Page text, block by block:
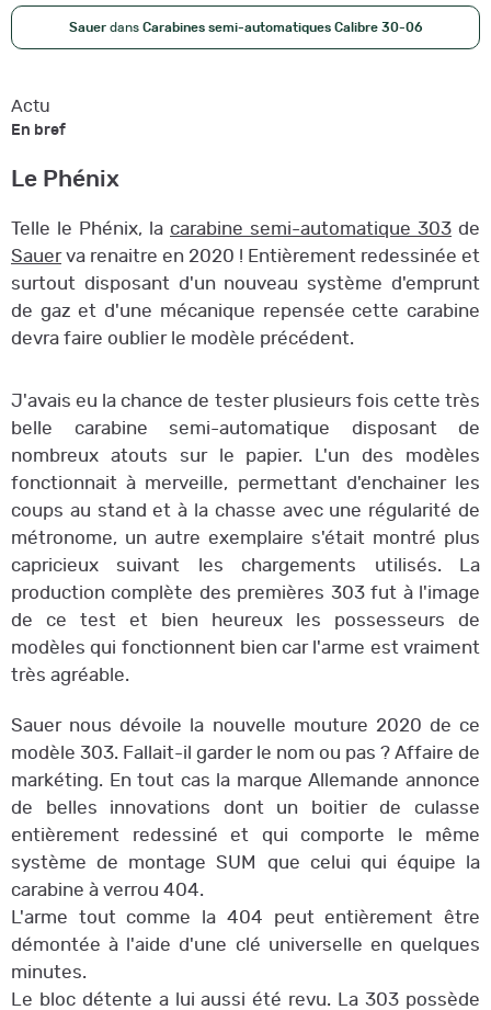
Sauerdans Carabines semi-automatiques Calibre 30-06
Actu
En bref
Le Phénix
Telle le Phénix, la carabine semi-automatique 303 de
Sauerva renaitre en 2020 ! Entièrement redessinée et
surtout disposant d'un nouveau système d'emprunt
de gaz et d'une mécanique repensée cette carabine
devra faire oublier le modèle précédent.
J'avais eu la chance de tester plusieurs fois cette très
belle carabine semi-automatique disposant de
nombreux atouts sur le papier. L'un des modèles
fonctionnait à merveille, permettant d'enchainer les
coups au stand et à la chasse avec une régularité de
métronome, un autre exemplaire s'était montré plus
capricieux suivant les chargements utilisés. La
production complète des premières 303 fut à l'image
de ce test et bien heureux les possesseurs de
modèles qui fonctionnent bien car l'arme est vraiment
très agréable.
Sauer nous dévoile la nouvelle mouture 2020 de ce
modèle 303. Fallait-il garder le nom ou pas ? Affaire de
markéting. En tout cas la marque Allemande annonce
de belles innovations dont un boitier de culasse
entièrement redessiné et qui comporte le même
système de montage SUM que celui qui équipe la
carabine à verrou 404.
L'arme tout comme la 404 peut entièrement être
démontée à l'aide d'une clé universelle en quelques
minutes.
Le bloc détente a lui aussi été revu. La 303 possède